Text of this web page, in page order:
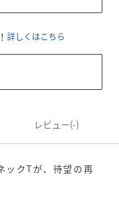
詳しくはこちら
レビュー(-)
ックTが、待望の再